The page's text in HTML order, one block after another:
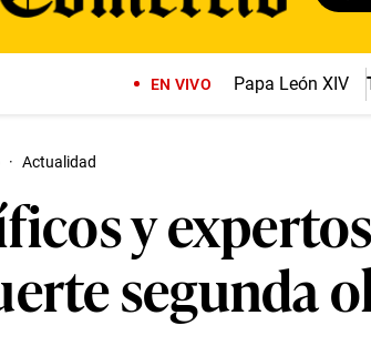
EN VIVO Papa León XIV
· Actualidad
y
segunda